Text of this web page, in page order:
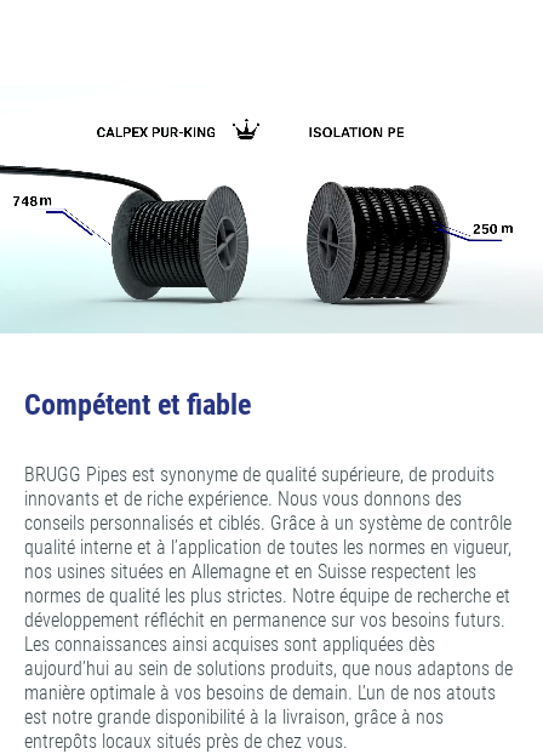
Compétent et fiable
BRUGG Pipes est synonyme de qualité supérieure, de produits
innovants et de riche expérience. Nous vous donnons des
conseils personnalisés et ciblés. Grâce à un système de contrôle
qualité interne et à l’application de toutes les normes en vigueur,
nos usines situées en Allemagne et en Suisse respectent les
normes de qualité les plus strictes. Notre équipe de recherche et
développement réfléchit en permanence sur vos besoins futurs.
Les connaissances ainsi acquises sont appliquées dès
aujourd’hui au sein de solutions produits, que nous adaptons de
manière optimale à vos besoins de demain. L’un de nos atouts
est notre grande disponibilité à la livraison, grâce à nos
entrepôts locaux situés près de chez vous.